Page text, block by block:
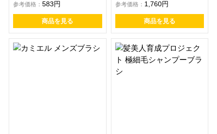
参考価格：583円
商品を見る
参考価格： 1,760円
商品を見る